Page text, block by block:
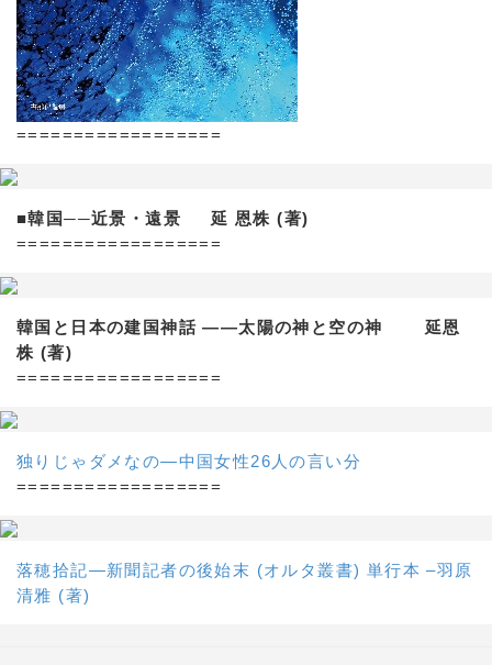
==================
■韓国──近景・遠景 延 恩株 (著)
==================
韓国と日本の建国神話 ——太陽の神と空の神 延恩
株 (著)
==================
独りじゃダメなの―中国女性26人の言い分
==================
落穂拾記―新聞記者の後始末 (オルタ叢書) 単行本 –羽原
清雅 (著)